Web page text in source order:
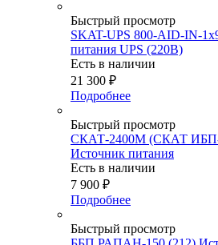
Быстрый просмотр
SKAT-UPS 800-AID-IN-
питания UPS (220В)
Есть в наличии
21 300 ₽
Подробнее
Быстрый просмотр
СКАТ-2400М (СКАТ ИБП-
Источник питания
Есть в наличии
7 900 ₽
Подробнее
Быстрый просмотр